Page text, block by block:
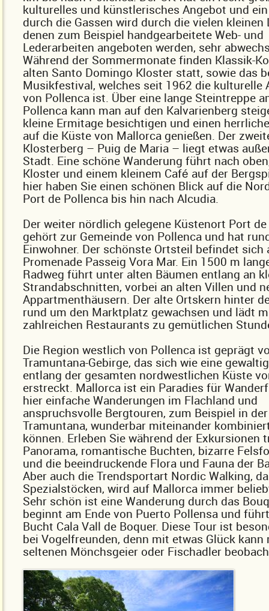
kulturelles und künstlerisches Angebot und
durch die Gassen wird durch die vielen kleinen
denen zum Beispiel handgearbeitete Web- und
Lederarbeiten angeboten werden, sehr
Während der Sommermonate finden Klassik-
alten Santo Domingo Kloster statt, sowie das
Musikfestival, welches seit 1962 die kulturelle
von Pollenca ist. Über eine lange Steintreppe
Pollenca kann man auf den Kalvarienberg
kleine Ermitage besichtigen und einen
auf die Küste von Mallorca genießen. Der
Klosterberg – Puig de Maria – liegt etwas
Stadt. Eine schöne Wanderung führt nach
Kloster und einem kleinem Café auf der
hier haben Sie einen schönen Blick auf die
Port de Pollenca bis hin nach Alcudia.
Der weiter nördlich gelegene Küstenort Port
gehört zur Gemeinde von Pollenca und hat
Einwohner. Der schönste Ortsteil befindet sich
Promenade Passeig Vora Mar. Ein 1500 m
Radweg führt unter alten Bäumen entlang an
Strandabschnitten, vorbei an alten Villen und
Appartmenthäusern. Der alte Ortskern hinter
rund um den Marktplatz gewachsen und lädt
zahlreichen Restaurants zu gemütlichen
Die Region westlich von Pollenca ist geprägt
Tramuntana-Gebirge, das sich wie eine
entlang der gesamten nordwestlichen Küste
erstreckt. Mallorca ist ein Paradies für
hier einfache Wanderungen im Flachland und
anspruchsvolle Bergtouren, zum Beispiel in
Tramuntana, wunderbar miteinander
können. Erleben Sie während der Exkursionen
Panorama, romantische Buchten, bizarre
und die beeindruckende Flora und Fauna der
Aber auch die Trendsportart Nordic Walking,
Spezialstöcken, wird auf Mallorca immer
Sehr schön ist eine Wanderung durch das
beginnt am Ende von Puerto Pollensa und
Bucht Cala Vall de Boquer. Diese Tour ist
bei Vogelfreunden, denn mit etwas Glück kann
seltenen Mönchsgeier oder Fischadler